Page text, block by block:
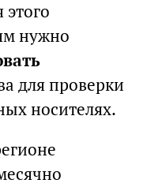
нужно
для проверки
носителях.